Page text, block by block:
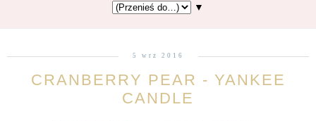
▼
5 wrz 2016
CRANBERRY PEAR - YANKEE
CANDLE